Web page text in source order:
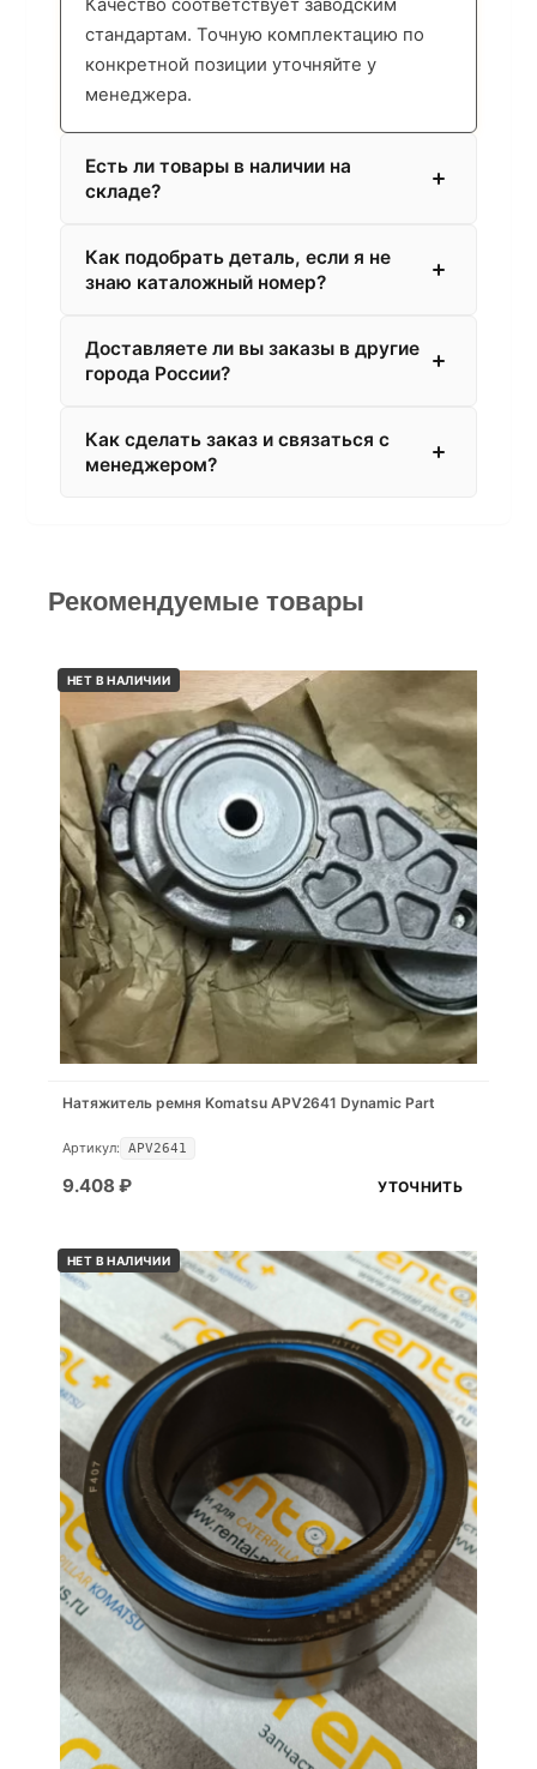
Качество соответствует заводским
стандартам. Точную комплектацию по
конкретной позиции уточняйте у
менеджера.
Есть ли товары в наличии на
складе?
Как подобрать деталь, если я не
знаю каталожный номер?
Доставляете ли вы заказы в другие
города России?
Как сделать заказ и связаться с
менеджером?
Рекомендуемые товары
НЕТ В НАЛИЧИИ
Натяжитель ремня Komatsu APV2641 Dynamic Part
Артикул: APV2641
9.408 ₽ УТОЧНИТЬ
НЕТ В НАЛИЧИИ